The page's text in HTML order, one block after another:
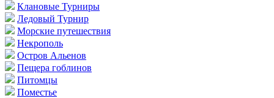
Клановые Турниры
Ледовый Турнир
Морские путешествия
Некрополь
Остров Альенов
Пещера гоблинов
Питомцы
Поместье